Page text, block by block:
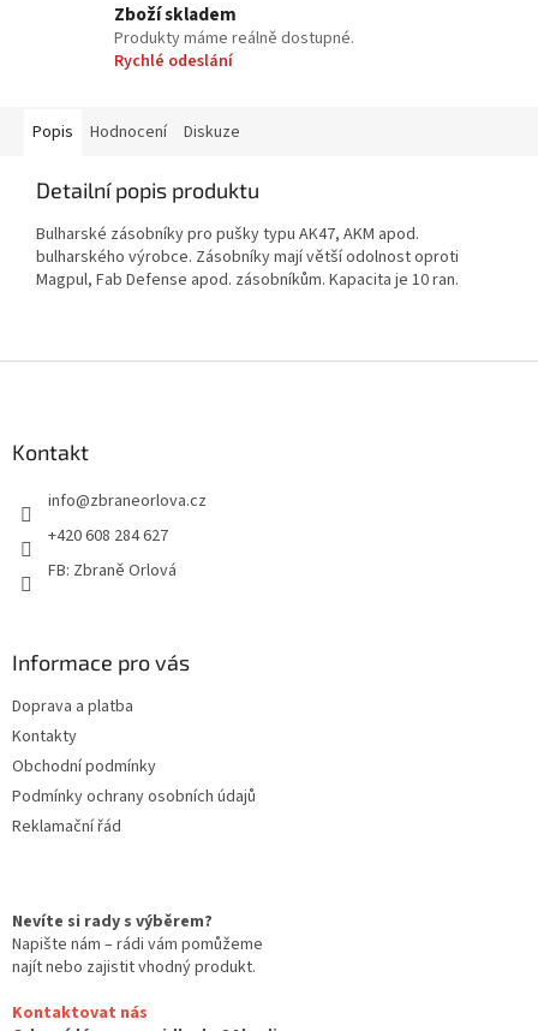
Zboží skladem
Produkty máme reálně dostupné.
Rychlé odeslání
Popis Hodnocení Diskuze
Detailní popis produktu
Bulharské zásobníky pro pušky typu AK47, AKM apod.
bulharského výrobce. Zásobníky mají větší odolnost oproti
Magpul, Fab Defense apod. zásobníkům. Kapacita je 10 ran.
Kontakt
info@zbraneorlova.cz
+420 608 284 627
FB: Zbraně Orlová
Informace pro vás
Doprava a platba
Kontakty
Obchodní podmínky
Podmínky ochrany osobních údajů
Reklamační řád
Nevíte si rady s výběrem?
Napište nám – rádi vám pomůžeme
najít nebo zajistit vhodný produkt.
Kontaktovat nás